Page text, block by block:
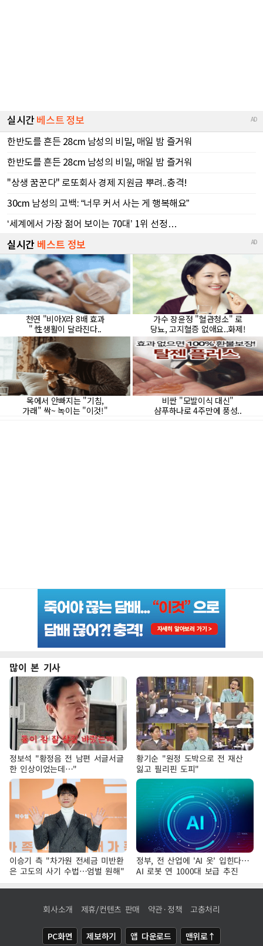
많이 본 기사
정보석 "황정음 전 남편 서글서글
한 인상이었는데…"
황기순 "원정 도박으로 전 재산
잃고 필리핀 도피"
이승기 측 "차가원 전세금 미반환
은 고도의 사기 수법…엄벌 원해"
정부, 전 산업에 'AI 옷' 입힌다…
AI 로봇 연 1000대 보급 추진
회사소개 제휴/컨텐츠 판매 약관·정책 고충처리
PC화면 제보하기 앱 다운로드 맨위로↑